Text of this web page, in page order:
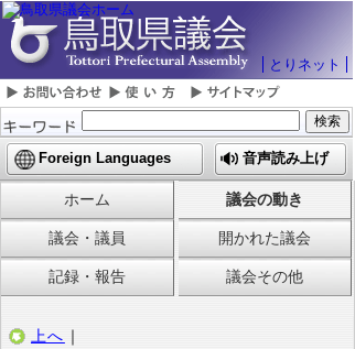
とりネット
Foreign Languages 音声読み上げ
ホーム 議会の動き
議会・議員 開かれた議会
記録・報告 議会その他
上へ ｜